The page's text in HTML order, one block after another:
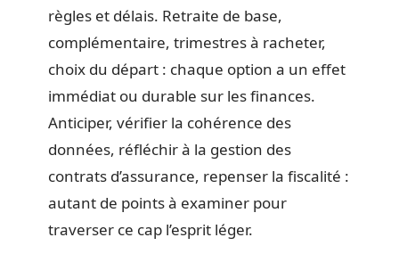
règles et délais. Retraite de base,
complémentaire, trimestres à racheter,
choix du départ : chaque option a un effet
immédiat ou durable sur les finances.
Anticiper, vérifier la cohérence des
données, réfléchir à la gestion des
contrats d’assurance, repenser la fiscalité :
autant de points à examiner pour
traverser ce cap l’esprit léger.